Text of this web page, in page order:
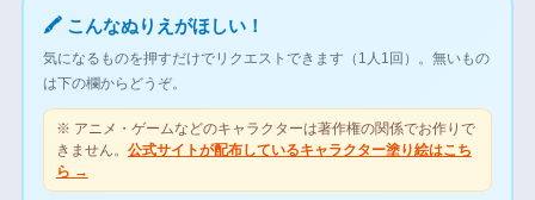
🖍 こんなぬりえがほしい！
気になるものを押すだけでリクエストできます（1人1回）。無いもの
は下の欄からどうぞ。
※ アニメ・ゲームなどのキャラクターは著作権の関係でお作りで
きません。 公式サイトが配布しているキャラクター塗り絵はこち
ら →